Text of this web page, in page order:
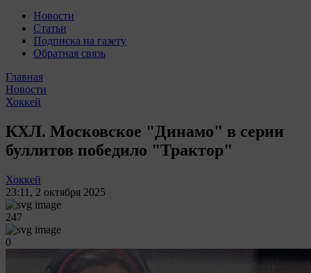
Новости
Статьи
Подписка на газету
Обратная связь
Главная
Новости
Хоккей
КХЛ. Московское "Динамо" в серии
буллитов победило "Трактор"
Хоккей
23:11 , 2 октября 2025
247
0